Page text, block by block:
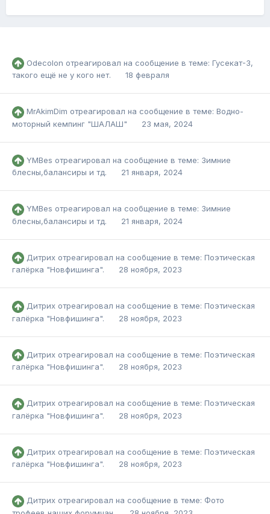
Odecolon отреагировал на сообщение в теме: Гусекат-3,
такого ещё не у кого нет.
18 февраля
MrAkimDim отреагировал на сообщение в теме: Водно-
моторный кемпинг "ШАЛАШ"
23 мая, 2024
YMBes отреагировал на сообщение в теме: Зимние
блесны,балансиры и тд.
21 января, 2024
YMBes отреагировал на сообщение в теме: Зимние
блесны,балансиры и тд.
21 января, 2024
Дитрих отреагировал на сообщение в теме: Поэтическая
галёрка "Новфишинга".
28 ноября, 2023
Дитрих отреагировал на сообщение в теме: Поэтическая
галёрка "Новфишинга".
28 ноября, 2023
Дитрих отреагировал на сообщение в теме: Поэтическая
галёрка "Новфишинга".
28 ноября, 2023
Дитрих отреагировал на сообщение в теме: Поэтическая
галёрка "Новфишинга".
28 ноября, 2023
Дитрих отреагировал на сообщение в теме: Поэтическая
галёрка "Новфишинга".
28 ноября, 2023
Дитрих отреагировал на сообщение в теме: Фото